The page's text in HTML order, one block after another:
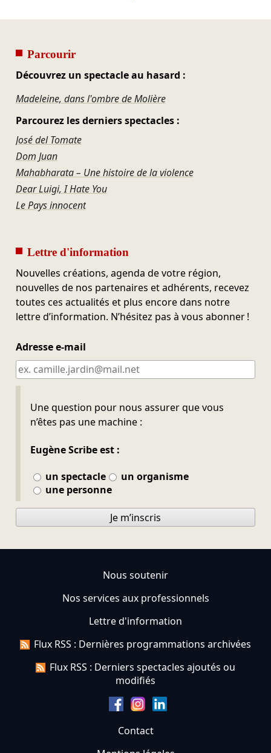
Parcourir
Découvrez un spectacle au hasard :
Madeleine, dans l'ombre de Molière
Parcourez les derniers spectacles :
José del Tomate
Dom Juan
Mahabharata – Une histoire de la violence
Dear Luigi, I Hate You
Le Pays innocent
Lettre d'information
Nouvelles créations, agenda de votre région,
nouvelles de nos partenaires et adhérents, recevez
toutes ces actualités et plus encore dans notre
lettre d’information. N’hésitez pas à vous abonner !
Adresse e-mail
Une question pour nous assurer que vous
n’êtes pas une machine :
Eugène Scribe est :
un spectacle
un organisme
une personne
Ne pas remplir
Je m’inscris
Nous soutenir
Nos services aux professionnels
Lettre d'information
Flux RSS : Dernières programmations archivées
Flux RSS : Derniers spectacles ajoutés ou
modifiés
Contact